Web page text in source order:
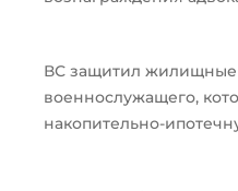
ВС защитил жилищные
военнослужащего,
накопительно-